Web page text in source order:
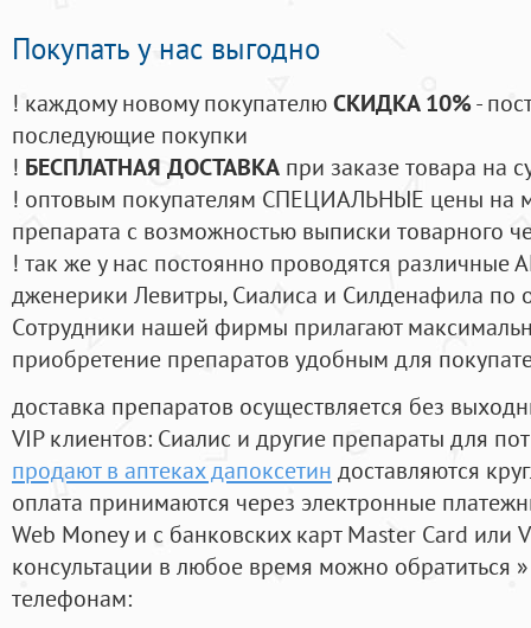
Покупать у нас выгодно
! каждому новому покупателюСКИДКА 10%-
последующие покупки
! БЕСПЛАТНАЯ ДОСТАВКА при заказе товара на
! оптовым покупателям СПЕЦИАЛЬНЫЕ цены на
препарата с возможностью выписки товарного
! так же у нас постоянно проводятся
дженерики Левитры, Сиалиса и Силденафила по
Cотрудники нашей фирмы прилагают
приобретение препаратов удобным для
доставка препаратов осуществляется без
VIP клиентов: Сиалис и другие препараты для
продают в аптеках дапоксетин доставляются
оплата принимаются через электронные
Web Money и с банковских карт Master Card или
консультации в любое время можно обратиться
телефонам: